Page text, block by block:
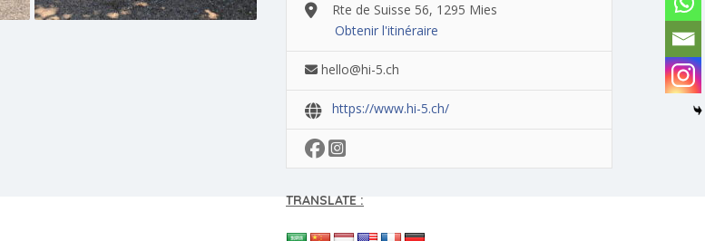
Rte de Suisse 56, 1295 Mies
Obtenir l'itinéraire
hello@hi-5.ch
https://www.hi-5.ch/
TRANSLATE :